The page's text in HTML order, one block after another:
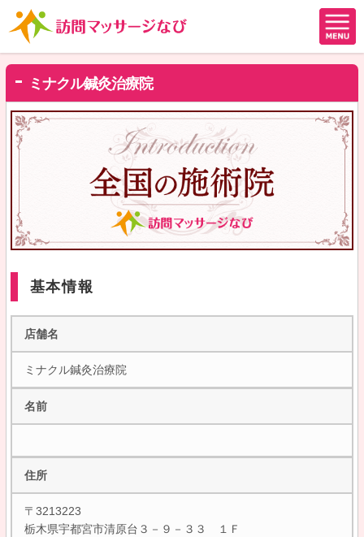
ミナクル鍼灸治療院
基本情報
店舗名
ミナクル鍼灸治療院
名前
住所
〒3213223
栃木県宇都宮市清原台３－９－３３ １Ｆ